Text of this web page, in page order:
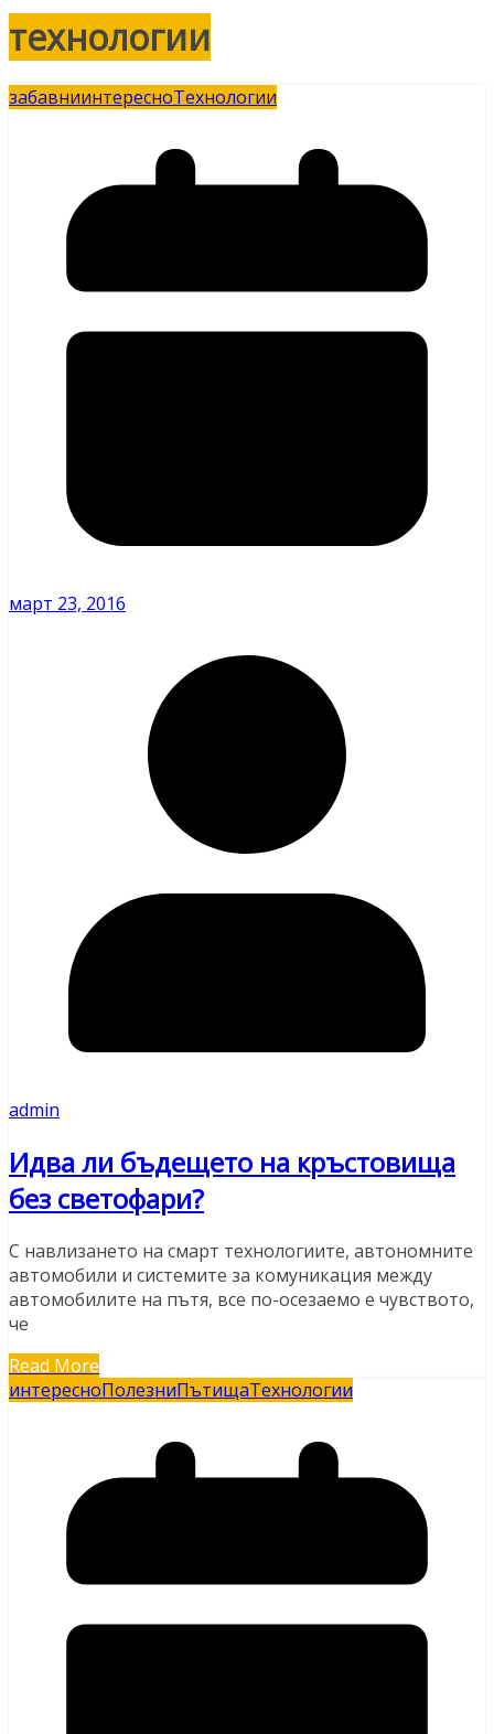
технологии
забавниинтересноТехнологии
март 23, 2016
admin
Идва ли бъдещето на кръстовища
без светофари?
С навлизането на смарт технологиите, автономните
автомобили и системите за комуникация между
автомобилите на пътя, все по-осезаемо е чувството,
че
Read More
интересноПолезниПътищаТехнологии